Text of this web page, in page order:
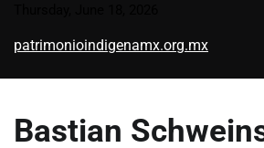
content
patrimonioindigenamx.org.mx
Bastian